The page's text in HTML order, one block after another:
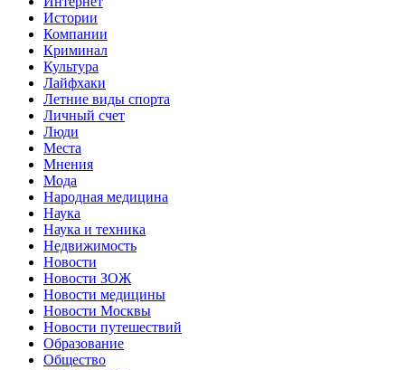
Истории
Компании
Криминал
Культура
Лайфхаки
Летние виды спорта
Личный счет
Люди
Места
Мнения
Мода
Народная медицина
Наука
Наука и техника
Недвижимость
Новости
Новости ЗОЖ
Новости медицины
Новости Москвы
Новости путешествий
Образование
Общество